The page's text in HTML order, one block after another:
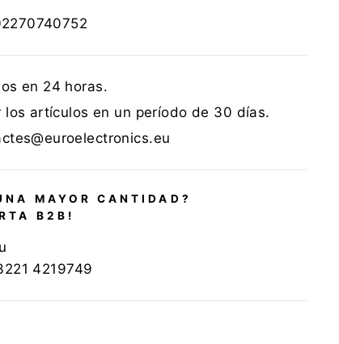
en 24 horas.
los artículos en un período de 30 días.
MAYOR CANTIDAD?
B2B!
4219749